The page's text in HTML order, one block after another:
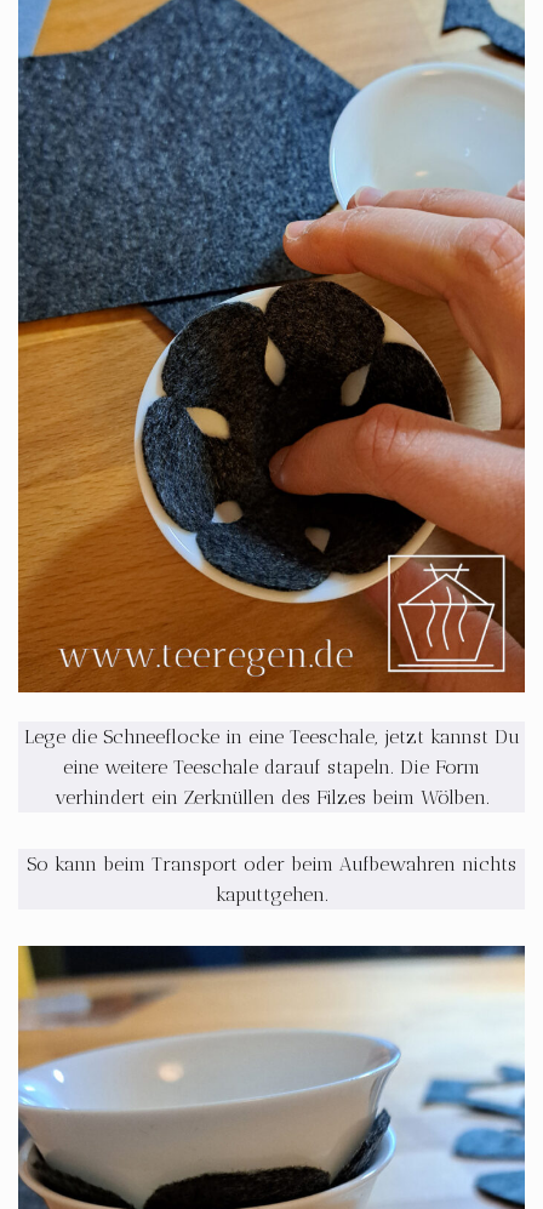
Lege die Schneeflocke in eine Teeschale, jetzt kannst Du
eine weitere Teeschale darauf stapeln. Die Form
verhindert ein Zerknüllen des Filzes beim Wölben.
So kann beim Transport oder beim Aufbewahren nichts
kaputtgehen.